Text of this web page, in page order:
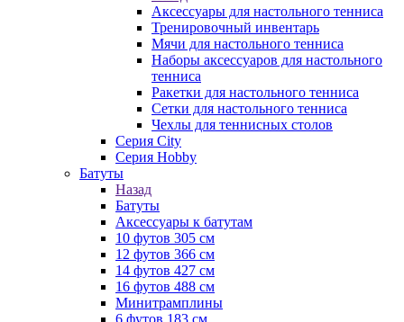
Аксессуары для настольного тенниса
Тренировочный инвентарь
Мячи для настольного тенниса
Наборы аксессуаров для настольного
тенниса
Ракетки для настольного тенниса
Сетки для настольного тенниса
Чехлы для теннисных столов
Серия City
Серия Hobby
Батуты
Назад
Батуты
Аксессуары к батутам
10 футов 305 см
12 футов 366 см
14 футов 427 см
16 футов 488 см
Минитрамплины
6 футов 183 см